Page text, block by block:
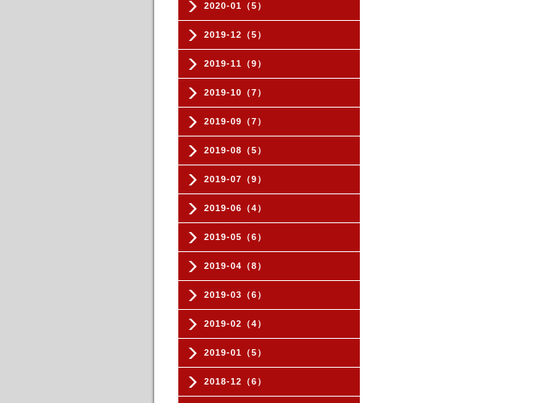
2020-01（5）
2019-12（5）
2019-11（9）
2019-10（7）
2019-09（7）
2019-08（5）
2019-07（9）
2019-06（4）
2019-05（6）
2019-04（8）
2019-03（6）
2019-02（4）
2019-01（5）
2018-12（6）